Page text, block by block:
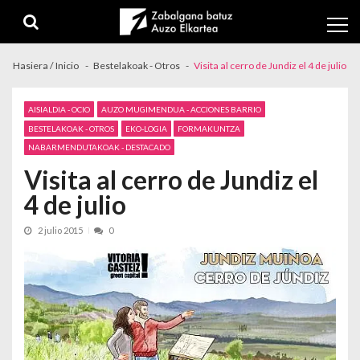
Hasiera / Inicio Bestelakoak - Otros Visita al cerro de Jundiz el 4 de julio
AISIALDIA - OCIO
AUZO MUGIMENDUA - ACCIONES BARRIO
BESTELAKOAK - OTROS
EKO-LOGIA
FORMAKUNTZA
NABARMENDUTAKOAK - DESTACADO
Visita al cerro de Jundiz el
4 de julio
2 julio 2015 0